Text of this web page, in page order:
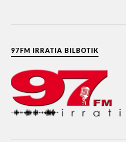
97FM IRRATIA BILBOTIK